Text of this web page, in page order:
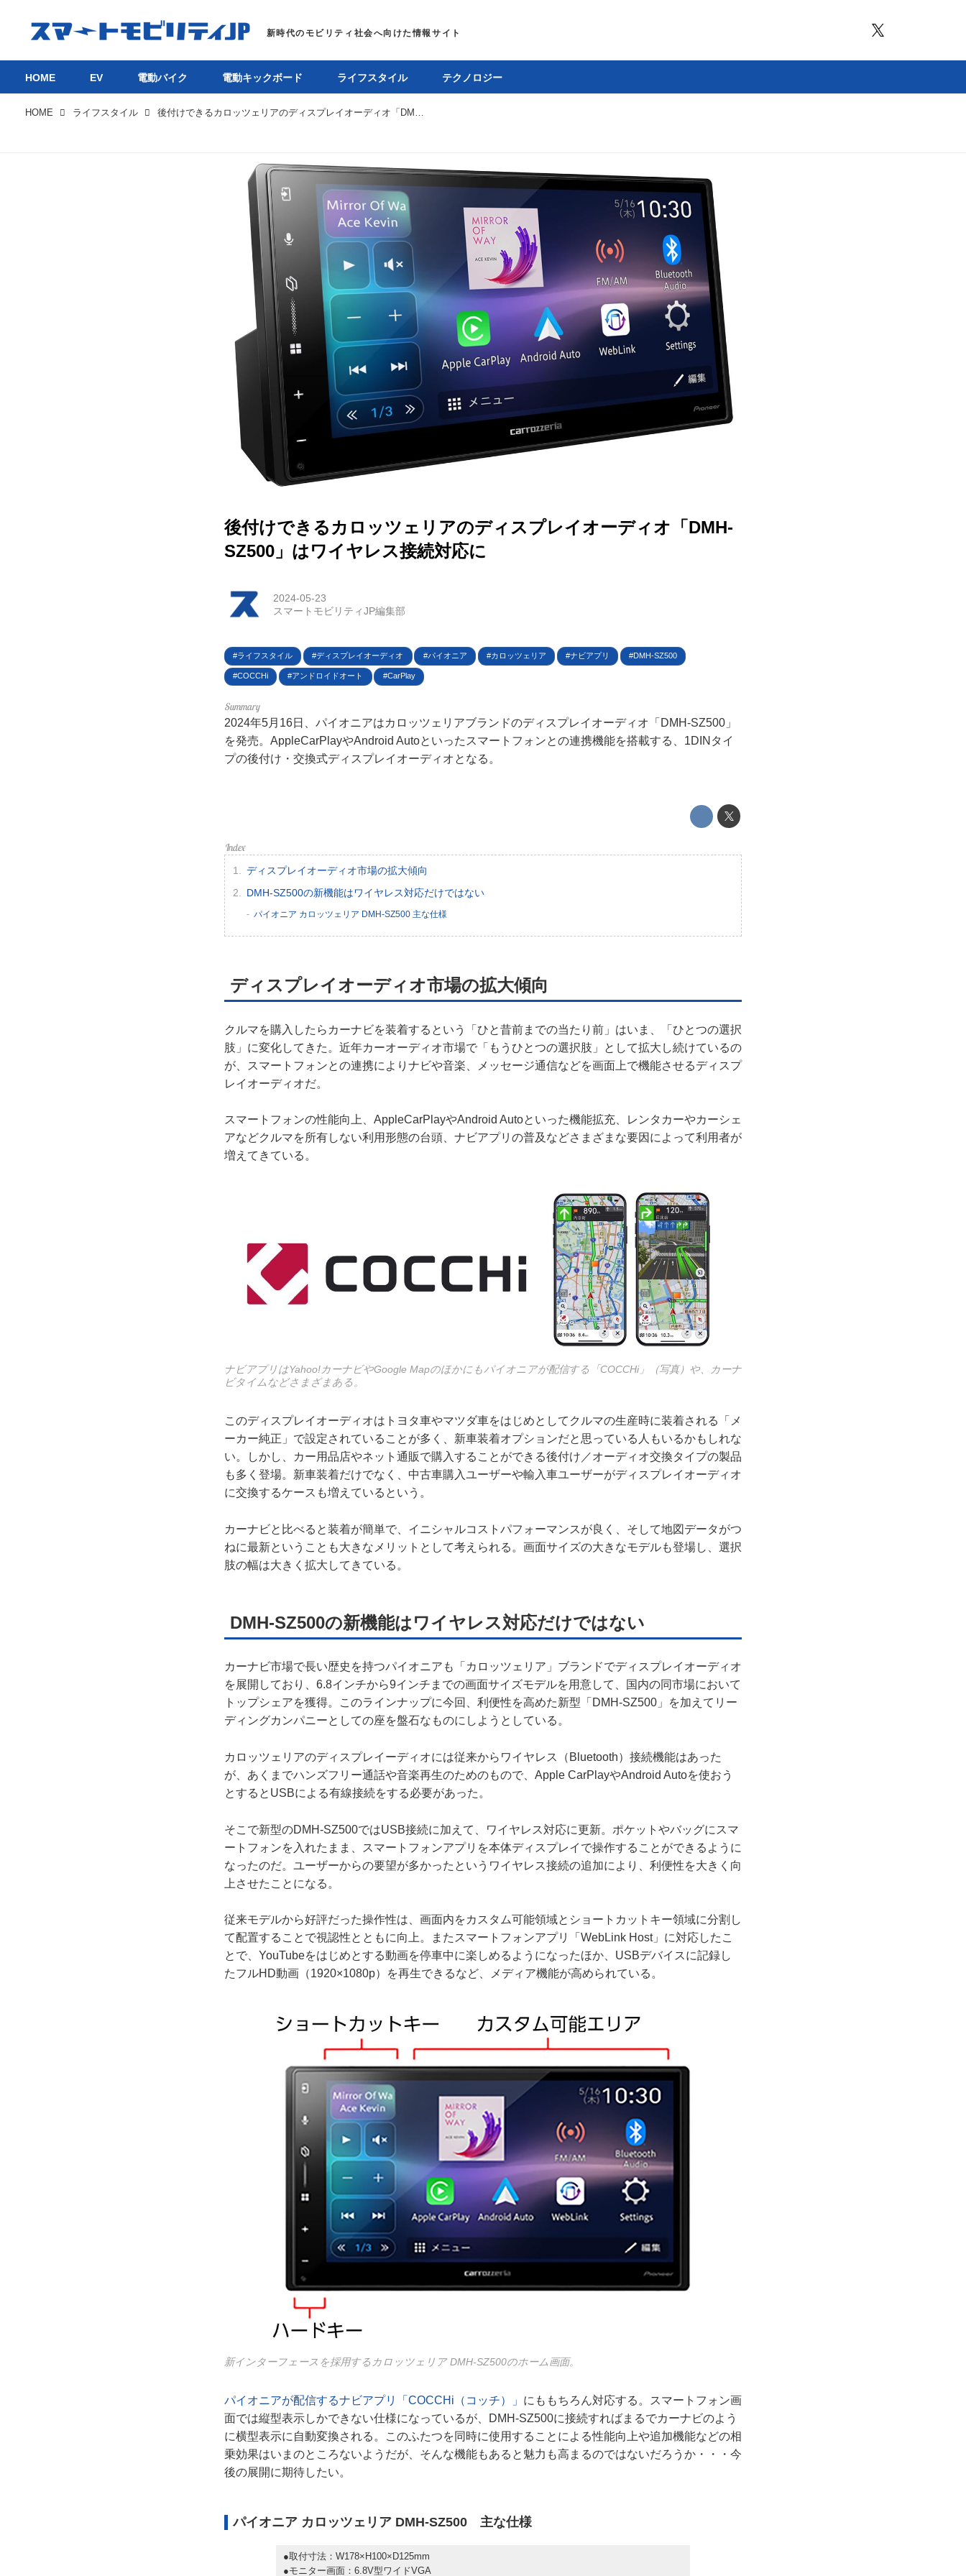
HOME
EV
電動バイク
電動キックボード
テクノロジー
運営会社
利用規約
プライバシーポリシー
ライター名簿
お問い合せ
HOME EV 電動バイク 電動キックボード ライフスタイル テクノロジー
HOME ライフスタイル 後付けできるカロッツェリアのディスプレイオーディオ「DMH-SZ500」はワイヤレス接続対応に
後付けできるカロッツェリアのディスプレイオーディオ「DMH-
SZ500」はワイヤレス接続対応に
2024-05-23
スマートモビリティJP編集部
ライフスタイル ディスプレイオーディオ パイオニア カロッツェリア ナビアプリ DMH-SZ500
COCCHi アンドロイドオート CarPlay
2024年5月16日、パイオニアはカロッツェリアブランドのディスプレイオーディオ「DMH-SZ500」
を発売。AppleCarPlayやAndroid Autoといったスマートフォンとの連携機能を搭載する、1DINタイ
プの後付け・交換式ディスプレイオーディオとなる。
ディスプレイオーディオ市場の拡大傾向
DMH-SZ500の新機能はワイヤレス対応だけではない
パイオニア カロッツェリア DMH-SZ500 主な仕様
ディスプレイオーディオ市場の拡大傾向
クルマを購入したらカーナビを装着するという「ひと昔前までの当たり前」はいま、「ひとつの選択
肢」に変化してきた。近年カーオーディオ市場で「もうひとつの選択肢」として拡大し続けているの
が、スマートフォンとの連携によりナビや音楽、メッセージ通信などを画面上で機能させるディスプ
レイオーディオだ。
スマートフォンの性能向上、AppleCarPlayやAndroid Autoといった機能拡充、レンタカーやカーシェ
アなどクルマを所有しない利用形態の台頭、ナビアプリの普及などさまざまな要因によって利用者が
増えてきている。
ナビアプリはYahoo!カーナビやGoogle Mapのほかにもパイオニアが配信する「COCCHi」（写真）や、カーナ
ビタイムなどさまざまある。
このディスプレイオーディオはトヨタ車やマツダ車をはじめとしてクルマの生産時に装着される「メ
ーカー純正」で設定されていることが多く、新車装着オプションだと思っている人もいるかもしれな
い。しかし、カー用品店やネット通販で購入することができる後付け／オーディオ交換タイプの製品
も多く登場。新車装着だけでなく、中古車購入ユーザーや輸入車ユーザーがディスプレイオーディオ
に交換するケースも増えているという。
カーナビと比べると装着が簡単で、イニシャルコストパフォーマンスが良く、そして地図データがつ
ねに最新ということも大きなメリットとして考えられる。画面サイズの大きなモデルも登場し、選択
肢の幅は大きく拡大してきている。
DMH-SZ500の新機能はワイヤレス対応だけではない
カーナビ市場で長い歴史を持つパイオニアも「カロッツェリア」ブランドでディスプレイオーディオ
を展開しており、6.8インチから9インチまでの画面サイズモデルを用意して、国内の同市場において
トップシェアを獲得。このラインナップに今回、利便性を高めた新型「DMH-SZ500」を加えてリー
ディングカンパニーとしての座を盤石なものにしようとしている。
カロッツェリアのディスプレイーディオには従来からワイヤレス（Bluetooth）接続機能はあった
が、あくまでハンズフリー通話や音楽再生のためのもので、Apple CarPlayやAndroid Autoを使おう
とするとUSBによる有線接続をする必要があった。
そこで新型のDMH-SZ500ではUSB接続に加えて、ワイヤレス対応に更新。ポケットやバッグにスマ
ートフォンを入れたまま、スマートフォンアプリを本体ディスプレイで操作することができるように
なったのだ。ユーザーからの要望が多かったというワイヤレス接続の追加により、利便性を大きく向
上させたことになる。
従来モデルから好評だった操作性は、画面内をカスタム可能領域とショートカットキー領域に分割し
て配置することで視認性とともに向上。またスマートフォンアプリ「WebLink Host」に対応したこ
とで、YouTubeをはじめとする動画を停車中に楽しめるようになったほか、USBデバイスに記録し
たフルHD動画（1920×1080p）を再生できるなど、メディア機能が高められている。
新インターフェースを採用するカロッツェリア DMH-SZ500のホーム画面。
パイオニアが配信するナビアプリ「COCCHi（コッチ）」 にももちろん対応する。スマートフォン画
面では縦型表示しかできない仕様になっているが、DMH-SZ500に接続すればまるでカーナビのよう
に横型表示に自動変換される。このふたつを同時に使用することによる性能向上や追加機能などの相
乗効果はいまのところないようだが、そんな機能もあると魅力も高まるのではないだろうか・・・今
後の展開に期待したい。
パイオニア カロッツェリア DMH-SZ500 主な仕様
●取付寸法：W178×H100×D125mm
●モニター画面：6.8V型ワイドVGA